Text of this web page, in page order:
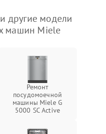
другие модели
машин Miele
Ремонт
посудомоечной
машины Miele G
5000 SC Active